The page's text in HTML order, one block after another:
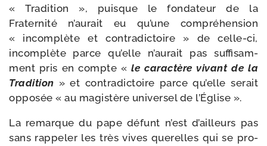
« Tradition », puisque le fon­da­teur de la
Fraternité n’au­rait eu qu’une com­pré­hen­sion
« incom­plète et contra­dic­toire » de celle-​ci,
incom­plète parce qu’elle n’au­rait pas suf­fi­sam­
ment pris en compte « le carac­tère vivant de la
Tradition » et contra­dic­toire parce qu’elle serait
oppo­sée « au magis­tère uni­ver­sel de l’Église ».
La remarque du pape défunt n’est d’ailleurs pas
sans rap­pe­ler les très vives que­relles qui se pro­